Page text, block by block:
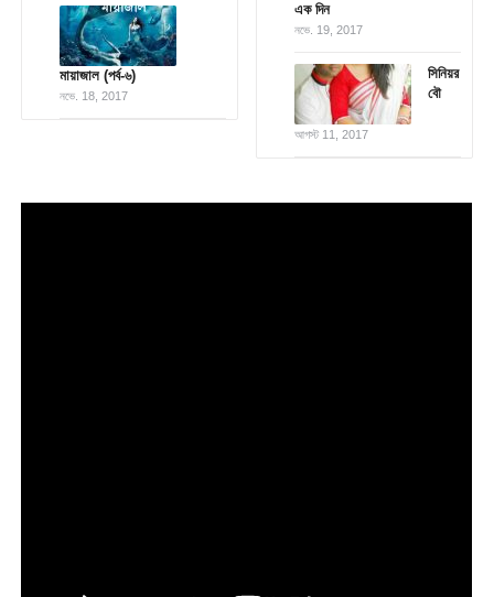
মায়াজাল (পর্ব-৬)
নভে. 18, 2017
এক দিন
নভে. 19, 2017
সিনিয়র
বৌ
আগস্ট 11, 2017